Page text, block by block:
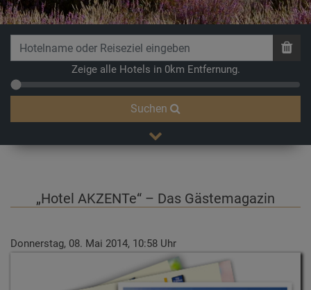
Zeige alle Hotels in 0km Entfernung.
Suchen
„Hotel AKZENTe“ – Das Gästemagazin
Donnerstag, 08. Mai 2014, 10:58 Uhr